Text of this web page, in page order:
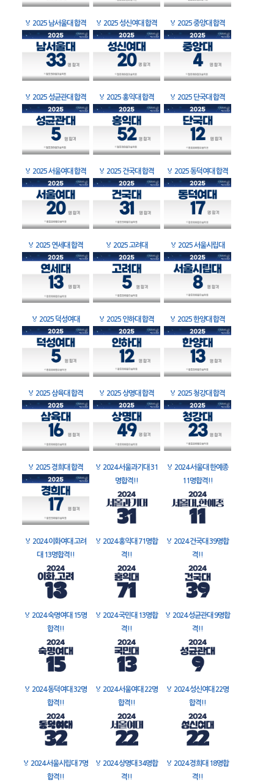
🏅 2025 남서울대 합격 🏅 2025 성신여대 합격 🏅 2025 중앙대 합격
🏅 2025 성균관대 합격 🏅 2025 홍익대 합격 🏅 2025 단국대 합격
🏅 2025 서울여대 합격 🏅 2025 건국대 합격 🏅 2025 동덕여대 합격
🏅 2025 연세대 합격 🏅 2025 고려대 🏅 2025 서울시립대
🏅 2025 덕성여대 🏅 2025 인하대 합격 🏅 2025 한양대 합격
🏅 2025 삼육대 합격 🏅 2025 상명대 합격 🏅 2025 청강대 합격
🏅 2025 경희대 합격 🏅 2024 서울과기대 31
명합격!!
🏅 2024 서울대 한예종
11명합격!!
🏅 2024 이화여대 고려
대 13명합격!!
🏅 2024 홍익대 71명합
격!!
🏅 2024 건국대 39명합
격!!
🏅 2024 숙명여대 15명
합격!!
🏅 2024 국민대 13명합
격!!
🏅 2024 성균관대 9명합
격!!
🏅 2024 동덕여대 32명
합격!!
🏅 2024 서울여대 22명
합격!!
🏅 2024 성신여대 22명
합격!!
🏅 2024 서울시립대 7명
합격!!
🏅 2024 상명대 34명합
격!!
🏅 2024 경희대 18명합
격!!